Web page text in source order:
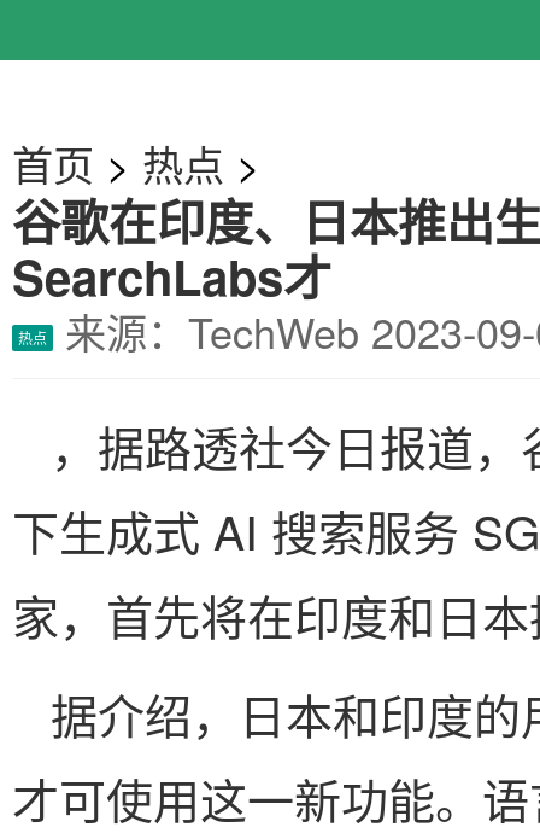
首页 > 热点 >
谷歌在印度、日本推出
SearchLabs才
热点 来源：TechWeb 2023-
，据路透社今日报道
下生成式 AI 搜索服务
家，首先将在印度和日
据介绍，日本和印度
才可使用这一新功能。